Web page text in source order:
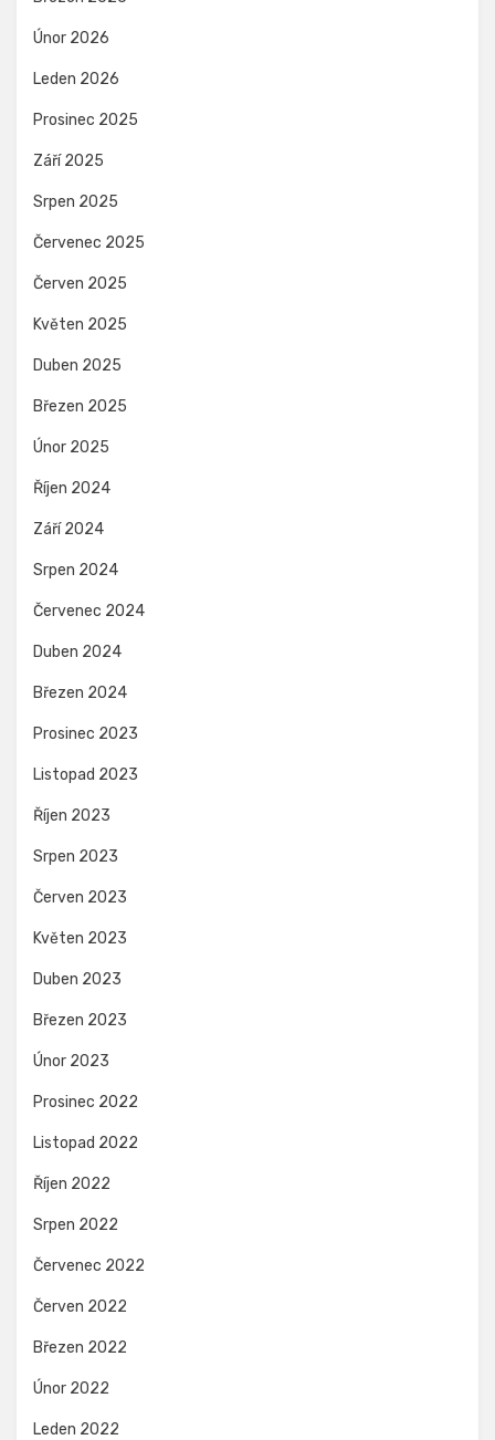
Únor 2026
Leden 2026
Prosinec 2025
Září 2025
Srpen 2025
Červenec 2025
Červen 2025
Květen 2025
Duben 2025
Březen 2025
Únor 2025
Říjen 2024
Září 2024
Srpen 2024
Červenec 2024
Duben 2024
Březen 2024
Prosinec 2023
Listopad 2023
Říjen 2023
Srpen 2023
Červen 2023
Květen 2023
Duben 2023
Březen 2023
Únor 2023
Prosinec 2022
Listopad 2022
Říjen 2022
Srpen 2022
Červenec 2022
Červen 2022
Březen 2022
Únor 2022
Leden 2022